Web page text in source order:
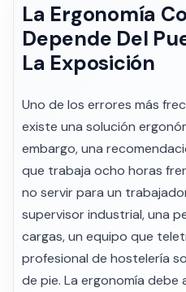
La Ergonomía
Depende Del
La Exposición
Uno de los errores más
existe una solución
embargo, una
que trabaja ocho horas
no servir para un
supervisor industrial, una
cargas, un equipo que
profesional de hostelería
de pie. La ergonomía